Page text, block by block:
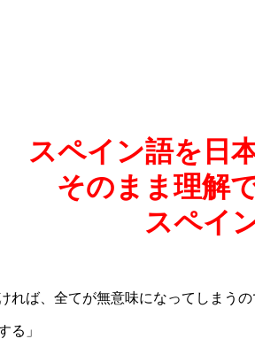
スペイン語を日
そのまま理解
スペイ
ば、全てが無意味になってしまう
る」